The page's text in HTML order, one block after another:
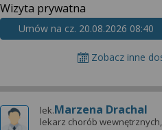
Wizyta prywatna
Umów na cz. 20.08.2026 08:40
Zobacz inne
lek.Marzena Drachal
lekarz chorób